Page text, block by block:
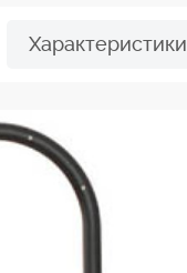
Характеристики